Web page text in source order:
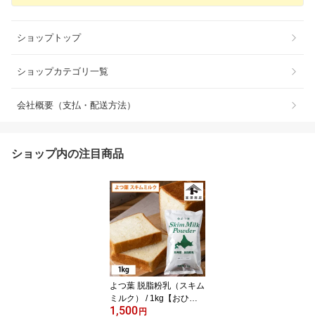
ショップトップ
ショップカテゴリ一覧
会社概要（支払・配送方法）
ショップ内の注目商品
よつ葉 脱脂粉乳（スキム
ミルク） / 1kg【おひと
り様2点限り】【 富澤商
1,500 円